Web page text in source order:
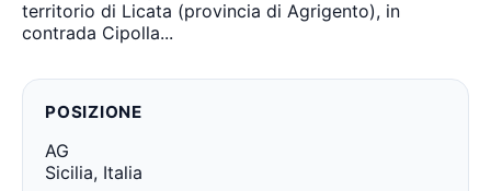
territorio di Licata (provincia di Agrigento), in
contrada Cipolla...
POSIZIONE
AG
Sicilia, Italia